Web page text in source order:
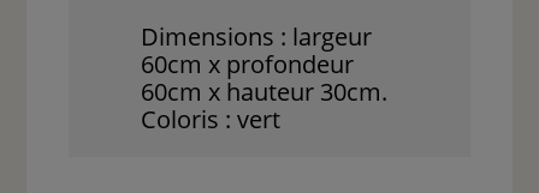
Dimensions : largeur
60cm x profondeur
60cm x hauteur 30cm.
Coloris : vert